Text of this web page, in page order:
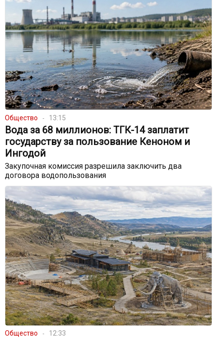
Общество 13:15
Вода за 68 миллионов: ТГК-14 заплатит
государству за пользование Кеноном и
Ингодой
Закупочная комиссия разрешила заключить два
договора водопользования
Общество 12:33